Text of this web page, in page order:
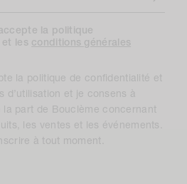
la politique
et les conditions générales
la politique de confidentialité et
d’utilisation et je consens à
la part de Bouclème concernant
les ventes et les événements.
à tout moment.